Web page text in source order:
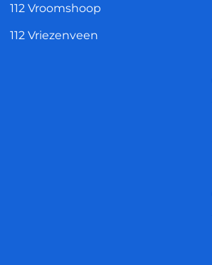
112 Vroomshoop
112 Vriezenveen